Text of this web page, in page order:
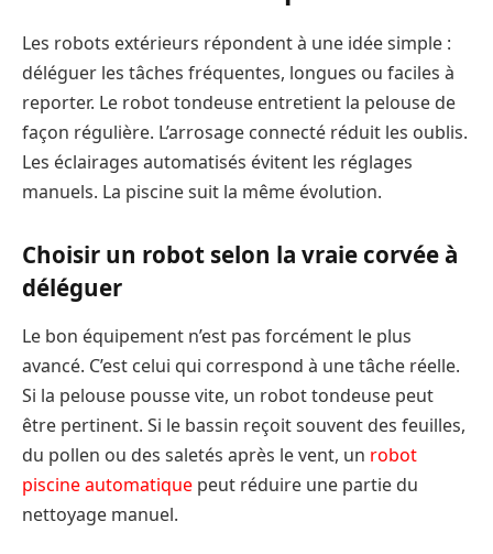
Les robots extérieurs répondent à une idée simple :
déléguer les tâches fréquentes, longues ou faciles à
reporter. Le robot tondeuse entretient la pelouse de
façon régulière. L’arrosage connecté réduit les oublis.
Les éclairages automatisés évitent les réglages
manuels. La piscine suit la même évolution.
Choisir un robot selon la vraie corvée à
déléguer
Le bon équipement n’est pas forcément le plus
avancé. C’est celui qui correspond à une tâche réelle.
Si la pelouse pousse vite, un robot tondeuse peut
être pertinent. Si le bassin reçoit souvent des feuilles,
du pollen ou des saletés après le vent, un robot
piscine automatique peut réduire une partie du
nettoyage manuel.